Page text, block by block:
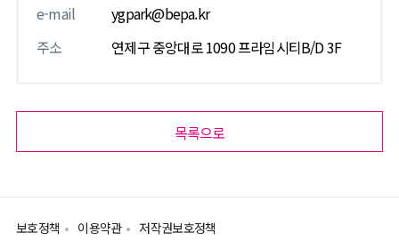
e-mail
ygpark@bepa.kr
주소
연제구 중앙대로 1090 프라임시티B/D 3F
목록으로
보호정책 이용약관 저작권보호정책